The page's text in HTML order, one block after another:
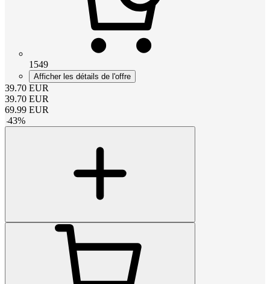
1549
Afficher les détails de l'offre
39.70 EUR
39.70 EUR
69.99 EUR
-43%